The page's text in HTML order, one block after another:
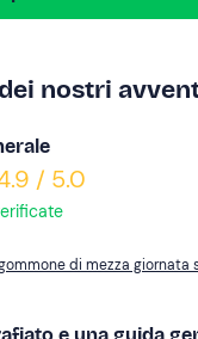
nostri
/ 5.0
di mezza giornata